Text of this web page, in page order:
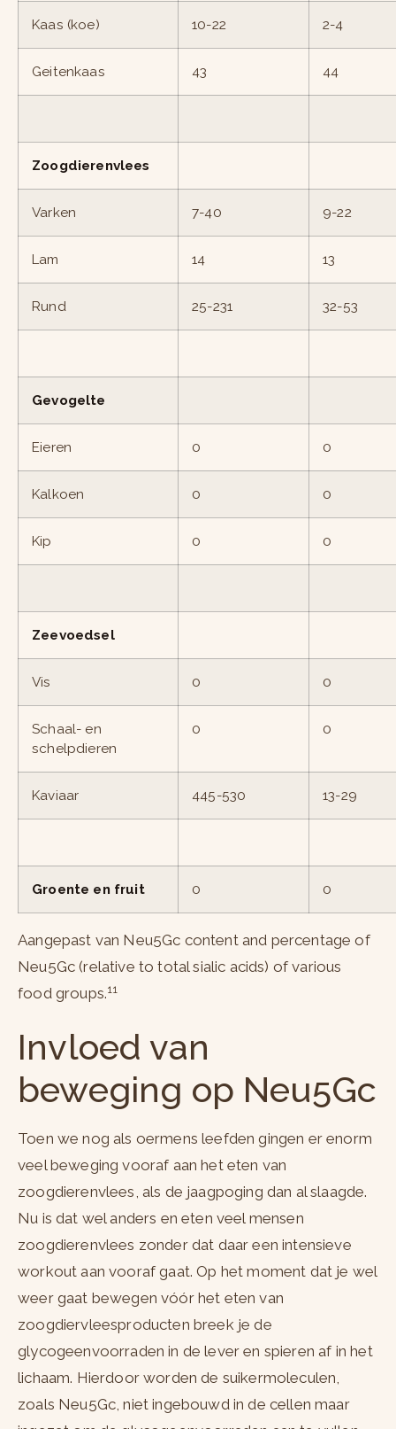
Kaas (koe) 10-22 2-4
Geitenkaas 43 44
Zoogdierenvlees
Varken 7-40 9-22
Lam 14 13
Rund 25-231 32-53
Gevogelte
Eieren 0 0
Kalkoen 0 0
Kip 0 0
Zeevoedsel
Vis 0 0
Schaal- en
schelpdieren
0 0
Kaviaar 445-530 13-29
Groente en fruit 0 0
Aangepast van Neu5Gc content and percentage of
Neu5Gc (relative to total sialic acids) of various
food groups.11
Invloed van
beweging op Neu5Gc
Toen we nog als oermens leefden gingen er enorm
veel beweging vooraf aan het eten van
zoogdierenvlees, als de jaagpoging dan al slaagde.
Nu is dat wel anders en eten veel mensen
zoogdierenvlees zonder dat daar een intensieve
workout aan vooraf gaat. Op het moment dat je wel
weer gaat bewegen vóór het eten van
zoogdiervleesproducten breek je de
glycogeenvoorraden in de lever en spieren af in het
lichaam. Hierdoor worden de suikermoleculen,
zoals Neu5Gc, niet ingebouwd in de cellen maar